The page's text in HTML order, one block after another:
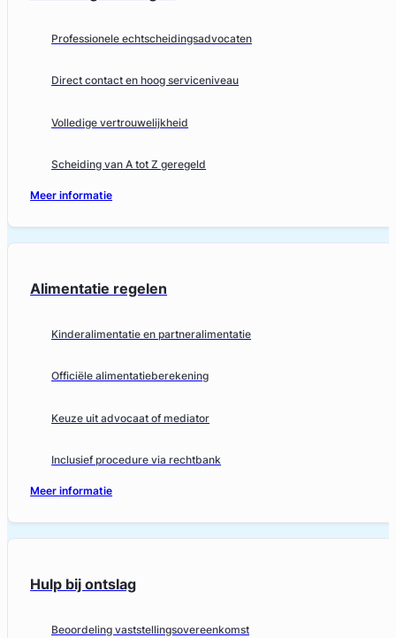
Professionele echtscheidingsadvocaten
Direct contact en hoog serviceniveau
Volledige vertrouwelijkheid
Scheiding van A tot Z geregeld
Meer informatie
Alimentatie regelen
Kinderalimentatie en partneralimentatie
Officiële alimentatieberekening
Keuze uit advocaat of mediator
Inclusief procedure via rechtbank
Meer informatie
Hulp bij ontslag
Beoordeling vaststellingsovereenkomst